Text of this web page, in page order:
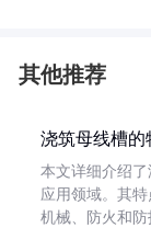
其他推荐
浇筑母线槽的
本文详细介绍
应用领域。其特
机械、防火和防